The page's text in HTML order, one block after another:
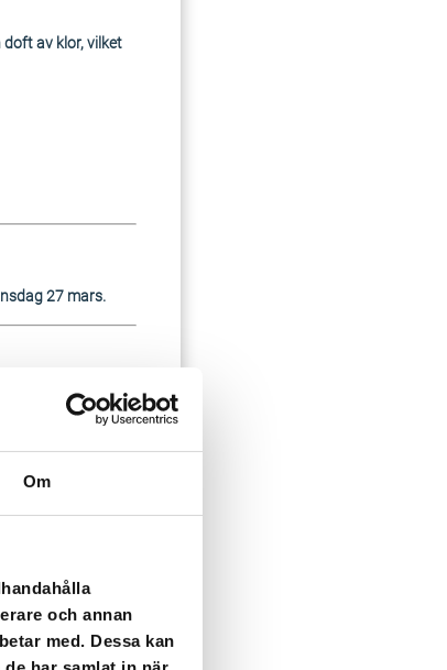
Om
och annan
med. Dessa kan
av klor, vilket
27 mars.
av